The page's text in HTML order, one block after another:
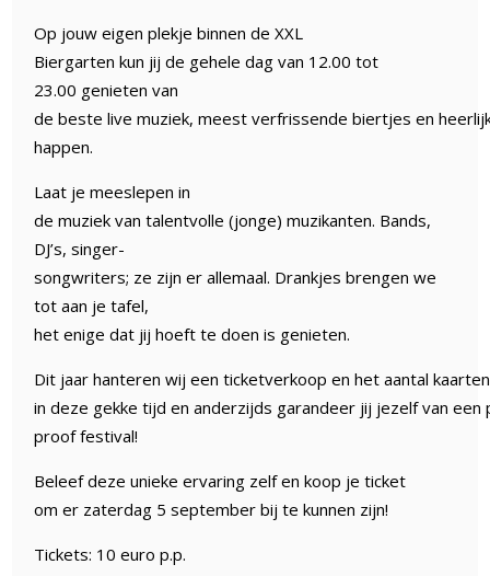
Op jouw eigen plekje binnen de XXL
Biergarten kun jij de gehele dag van 12.00 tot
23.00 genieten van
de beste live muziek, meest verfrissende biertjes en
happen.
Laat je meeslepen in
de muziek van talentvolle (jonge) muzikanten. Bands,
DJ’s, singer-
songwriters; ze zijn er allemaal. Drankjes brengen we
tot aan je tafel,
het enige dat jij hoeft te doen is genieten.
Dit jaar hanteren wij een ticketverkoop en het aantal
in deze gekke tijd en anderzijds garandeer jij jezelf van een
proof festival!
Beleef deze unieke ervaring zelf en koop je ticket
om er zaterdag 5 september bij te kunnen zijn!
Tickets: 10 euro p.p.